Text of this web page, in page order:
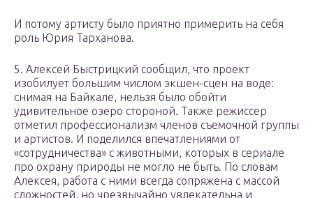
И потому артисту было приятно примерить на себя
роль Юрия Тарханова.
5. Алексей Быстрицкий сообщил, что проект
изобилует большим числом экшен-сцен на воде:
снимая на Байкале, нельзя было обойти
удивительное озеро стороной. Также режиссер
отметил профессионализм членов съемочной группы
и артистов. И поделился впечатлениями от
«сотрудничества» с животными, которых в сериале
про охрану природы не могло не быть. По словам
Алексея, работа с ними всегда сопряжена с массой
сложностей, но чрезвычайно увлекательна и